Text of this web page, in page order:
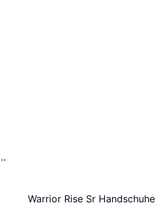
Warrior Rise Sr Handschuhe